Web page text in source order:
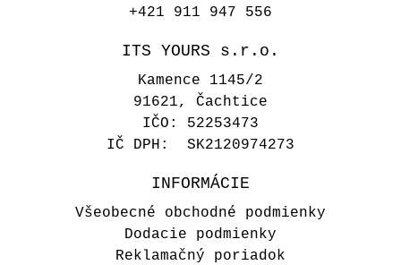
+421 911 947 556
ITS YOURS s.r.o.
Kamence 1145/2
91621, Čachtice
IČO: 52253473
IČ DPH: SK2120974273
INFORMÁCIE
Všeobecné obchodné podmienky
Dodacie podmienky
Reklamačný poriadok